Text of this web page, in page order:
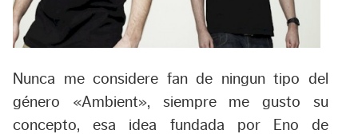
Nunca me considere fan de ningun tipo del
género «Ambient», siempre me gusto su
concepto, esa idea fundada por Eno de